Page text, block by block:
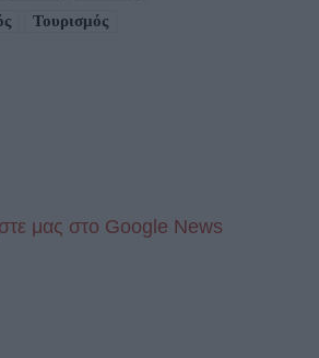
Τουρισμός
μας στo Google News